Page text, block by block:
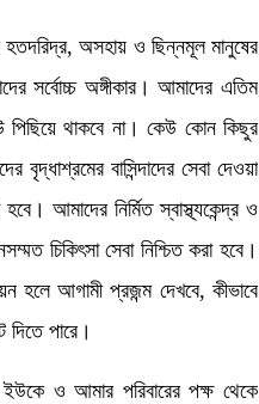
অসহায় ও ছিন্নমূল মানুষের
সর্বোচ্চ অঙ্গীকার। আমাদের এতিম
পিছিয়ে থাকবে না। কেউ কোন কিছুর
বাসিন্দাদের সেবা দেওয়া
আমাদের নির্মিত স্বাস্থ্যকেন্দ্র ও
চিকিৎসা সেবা নিশ্চিত করা হবে।
হলে আগামী প্রজন্ম দেখবে, কীভাবে
দিতে পারে।
ও আমার পরিবারের পক্ষ থেকে